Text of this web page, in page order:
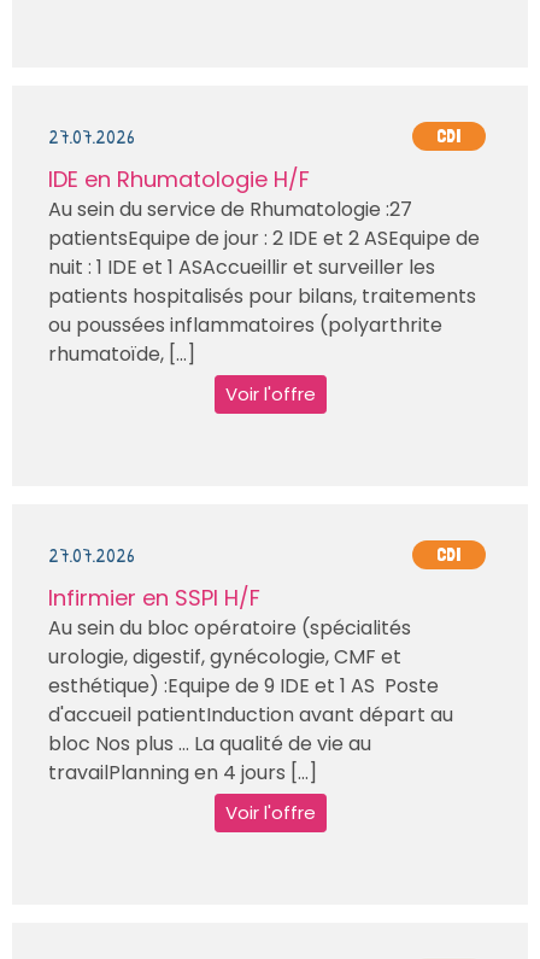
27.07.2026 CDI
IDE en Rhumatologie H/F
Au sein du service de Rhumatologie :27
patientsEquipe de jour : 2 IDE et 2 ASEquipe de
nuit : 1 IDE et 1 ASAccueillir et surveiller les
patients hospitalisés pour bilans, traitements
ou poussées inflammatoires (polyarthrite
rhumatoïde, [...]
Voir l'offre
27.07.2026 CDI
Infirmier en SSPI H/F
Au sein du bloc opératoire (spécialités
urologie, digestif, gynécologie, CMF et
esthétique) :Equipe de 9 IDE et 1 AS Poste
d'accueil patientInduction avant départ au
bloc Nos plus … La qualité de vie au
travailPlanning en 4 jours [...]
Voir l'offre